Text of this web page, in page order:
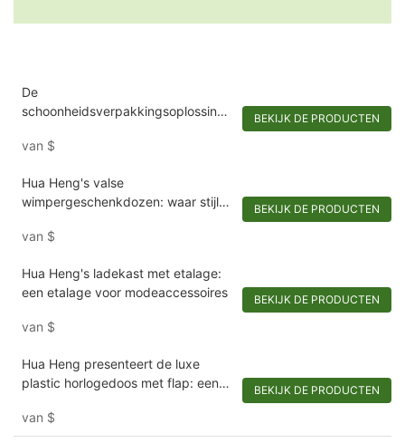
De
schoonheidsverpakkingsoplossinge
upbenodigdheden naar een hoger
van $
BEKIJK DE PRODUCTEN
Hua Heng's valse
wimpergeschenkdozen: waar stijl
van $
BEKIJK DE PRODUCTEN
Hua Heng's ladekast met etalage:
een etalage voor modeaccessoires
van $
BEKIJK DE PRODUCTEN
Hua Heng presenteert de luxe
plastic horlogedoos met flap: een
bescherming
van $
BEKIJK DE PRODUCTEN